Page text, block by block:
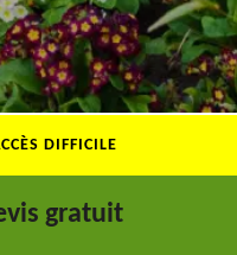
DIFFICILE
gratuit